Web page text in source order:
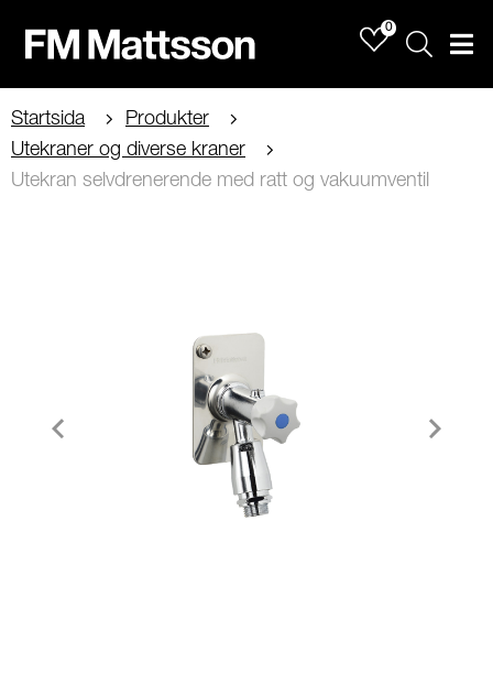
0
Sök
Startsida
Produkter
Utekraner og diverse kraner
Utekran selvdrenerende med ratt og vakuumventil